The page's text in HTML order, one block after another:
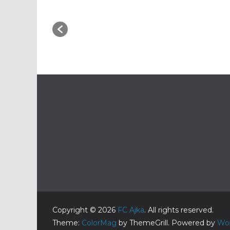
Copyright © 2026 FC Ajka. All rights reserved.
Theme: ColorMag by ThemeGrill. Powered by